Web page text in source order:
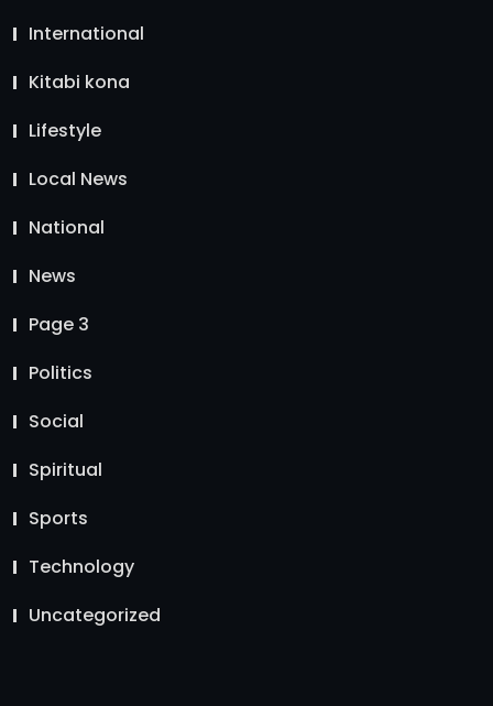
International
Kitabi kona
Lifestyle
Local News
National
News
Page 3
Politics
Social
Spiritual
Sports
Technology
Uncategorized